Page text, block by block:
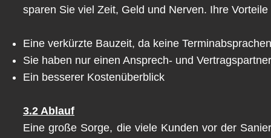
sparen Sie viel Zeit, Geld und Nerven. Ihre
Eine verkürzte Bauzeit, da keine
Sie haben nur einen Ansprech- und
Ein besserer Kostenüberblick
3.2 Ablauf
Eine große Sorge, die viele Kunden vor der